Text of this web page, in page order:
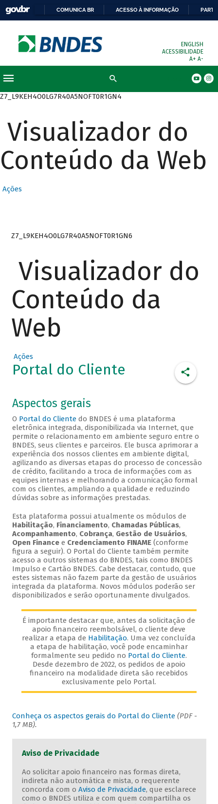
COMUNICA BR ACESSO À INFORMAÇÃO
ENGLISH
ACESSIBILIDADE
A+ A-
Z7_L9KEH4O0LG7R40A5NOFT0R1GN4
Visualizador do
Conteúdo da Web
Ações
Z7_L9KEH4O0LG7R40A5NOFT0R1GN6
Visualizador do
Conteúdo da
Web
Ações
Portal do Cliente
Aspectos gerais
O Portal do Clientedo BNDES é uma plataforma
eletrônica integrada, disponibilizada via Internet, que
permite o relacionamento em ambiente seguro entre o
BNDES, seus clientes e parceiros. Ele busca aprimorar a
experiência dos nossos clientes em ambiente digital,
agilizando as diversas etapas do processo de concessão
de crédito, facilitando a troca de informações com as
equipes internas e melhorando a comunicação formal
com os clientes, ampliando a qualidade e reduzindo
dúvidas sobre as informações prestadas.
Esta plataforma possui atualmente os módulos de
Habilitação, Financiamento, Chamadas Públicas,
Acompanhamento, Cobrança, Gestão de Usuários,
Open Financee Credenciamento FINAME(conforme
figura a seguir). O Portal do Cliente também permite
acesso a outros sistemas do BNDES, tais como BNDES
Impulso e Cartão BNDES. Cabe destacar, contudo, que
estes sistemas não fazem parte da gestão de usuários
integrada da plataforma. Novos módulos poderão ser
disponibilizados e serão oportunamente divulgados.
É importante destacar que, antes da solicitação de
apoio financeiro reembolsável, o cliente deve
realizar a etapa de Habilitação. Uma vez concluída
a etapa de habilitação, você pode encaminhar
formalmente seu pedido no Portal do Cliente.
Desde dezembro de 2022, os pedidos de apoio
financeiro na modalidade direta são recebidos
exclusivamente pelo Portal.
Conheça os aspectos gerais do Portal do Cliente (PDF -
1,7 MB).
Aviso de Privacidade
Ao solicitar apoio financeiro nas formas direta,
indireta não automática e mista, o requerente
concorda com o Aviso de Privacidade, que esclarece
como o BNDES utiliza e com quem compartilha os